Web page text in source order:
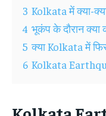
3 Kolkata में क्या-
4 भूकंप के दौरान
5 क्या Kolkata में
6 Kolkata